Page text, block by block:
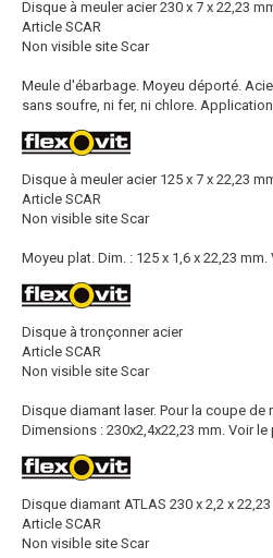
Disque à meuler acier 230 x 7 x 22,23
Article SCAR
Non visible site Scar
Meule d'ébarbage. Moyeu déporté.
sans soufre, ni fer, ni chlore.
Disque à meuler acier 125 x 7 x 22,23
Article SCAR
Non visible site Scar
Moyeu plat. Dim. : 125 x 1,6 x 22,23 mm.
Disque à tronçonner acier
Article SCAR
Non visible site Scar
Disque diamant laser. Pour la coupe
Dimensions : 230x2,4x22,23 mm. Voir le
Disque diamant ATLAS 230 x 2,2 x
Article SCAR
Non visible site Scar